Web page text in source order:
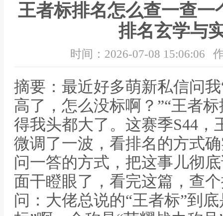
王者标排名怎么查一查一
排名玄学与
时间：2026-07-08 15:06:06
摘要：最近好多萌新私信问
高了，怎么没标啊？”“王者
得我头都大了。这赛季S44
微调了一波，看排名的方式
问一答的方式，把这事儿彻
面干瞪眼了，看完这篇，查
问：大佬总说的“王者标”到